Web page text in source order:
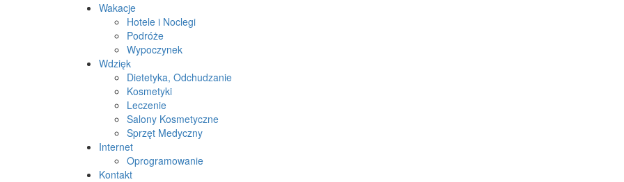
Wakacje
Hotele i Noclegi
Podróże
Wypoczynek
Wdzięk
Dietetyka, Odchudzanie
Kosmetyki
Leczenie
Salony Kosmetyczne
Sprzęt Medyczny
Internet
Oprogramowanie
Kontakt